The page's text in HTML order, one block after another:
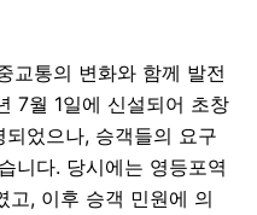
교통의 변화와 함께 발전
7월 1일에 신설되어 초창
었으나, 승객들의 요구
니다. 당시에는 영등포역
고, 이후 승객 민원에 의